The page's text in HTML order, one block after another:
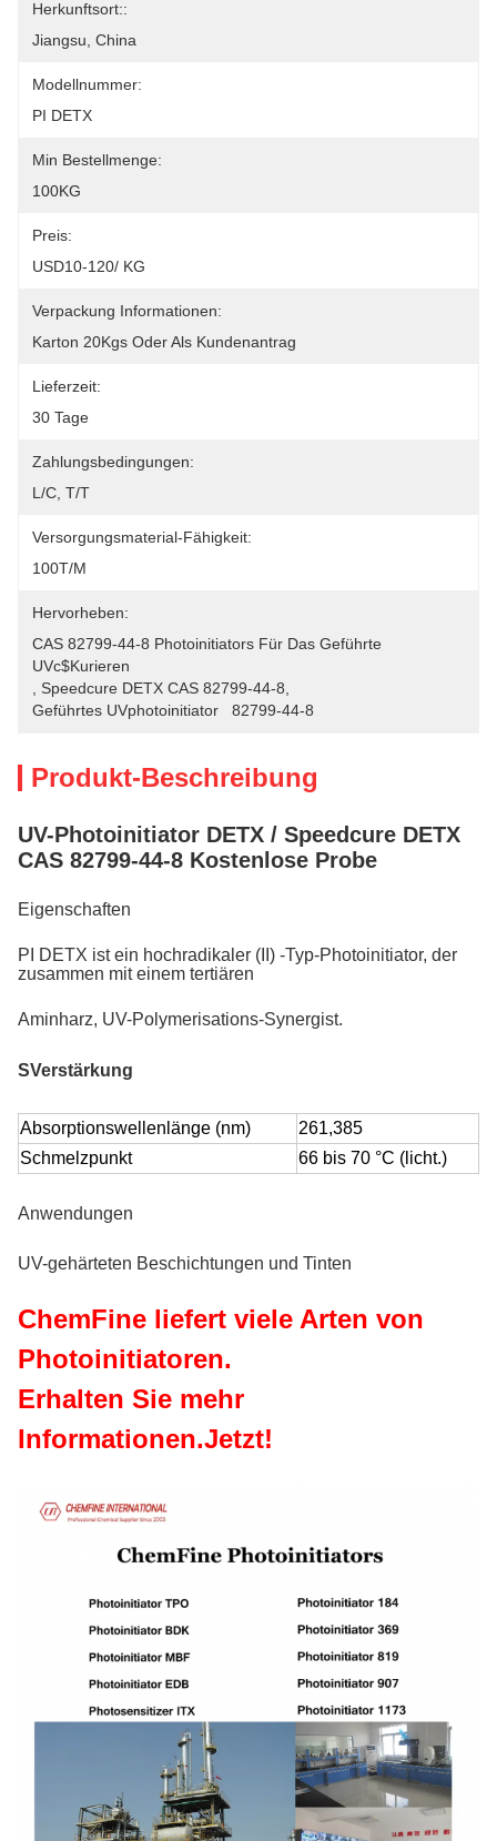
Herkunftsort::
Jiangsu, China
Modellnummer:
PI DETX
Min Bestellmenge:
100KG
Preis:
USD10-120/ KG
Verpackung Informationen:
Karton 20Kgs Oder Als Kundenantrag
Lieferzeit:
30 Tage
Zahlungsbedingungen:
L/C, T/T
Versorgungsmaterial-Fähigkeit:
100T/M
Hervorheben:
CAS 82799-44-8 Photoinitiators Für Das Geführte
UVc$kurieren
Speedcure DETX CAS 82799-44-8
Geführtes UVphotoinitiator   82799-44-8
Produkt-Beschreibung
UV-Photoinitiator DETX / Speedcure DETX
CAS 82799-44-8 Kostenlose Probe
Eigenschaften
PI DETX ist ein hochradikaler (II) -Typ-Photoinitiator, der
zusammen mit einem tertiären
Aminharz, UV-Polymerisations-Synergist.
SVerstärkung
Absorptionswellenlänge (nm)
261,385
Schmelzpunkt
66 bis 70 °C (licht.)
Anwendungen
UV-gehärteten Beschichtungen und Tinten
ChemFine liefert viele Arten von
Photoinitiatoren.
Erhalten Sie mehr
Informationen.Jetzt!